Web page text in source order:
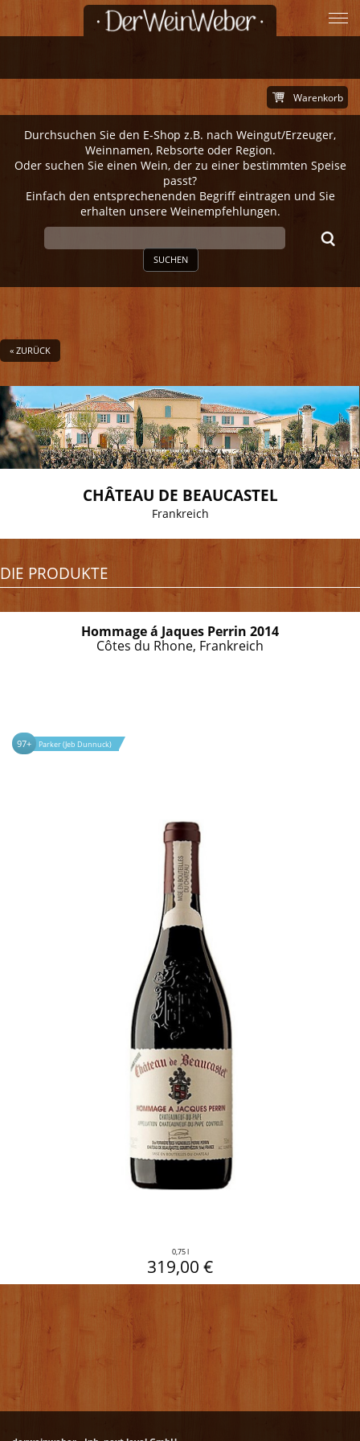
Durchsuchen Sie den E-Shop z.B. nach Weingut/Erzeuger,
Weinnamen, Rebsorte oder Region.
Oder suchen Sie einen Wein, der zu einer bestimmten Speise
passt?
Einfach den entsprechenenden Begriff eintragen und Sie
erhalten unsere Weinempfehlungen.
SUCHEN
Warenkorb
« ZURÜCK
CHÂTEAU DE BEAUCASTEL
Frankreich
DIE PRODUKTE
Hommage á Jaques Perrin 2014
Côtes du Rhone, Frankreich
97+ Parker (Jeb Dunnuck)
0,75 l
319,00 €